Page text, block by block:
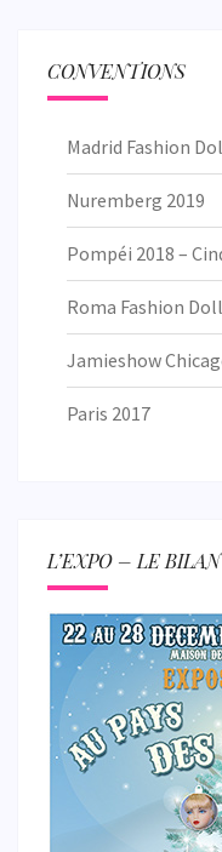
CONVENTIONS
Madrid Fashion
Nuremberg 2019
Pompéi 2018 –
Roma Fashion
Jamieshow
Paris 2017
L’EXPO – LE BILAN